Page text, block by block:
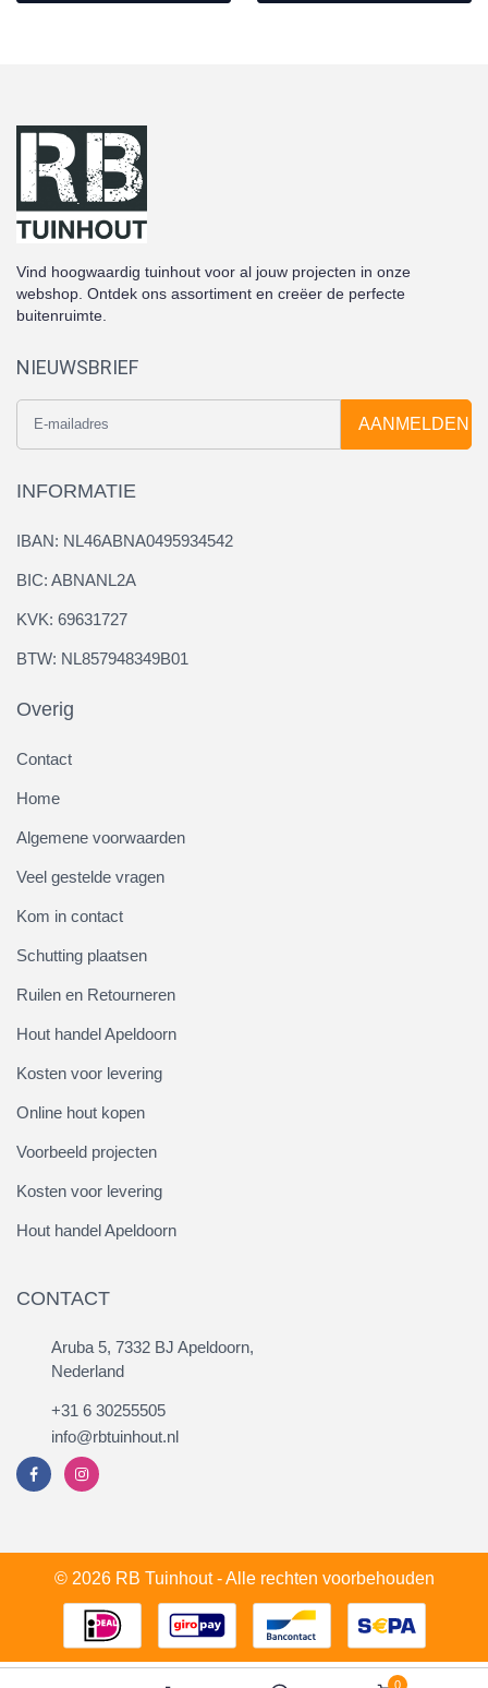
0
Vind hoogwaardig tuinhout voor al jouw projecten in onze
webshop. Ontdek ons assortiment en creëer de perfecte
buitenruimte.
NIEUWSBRIEF
AANMELDEN
INFORMATIE
IBAN: NL46ABNA0495934542
BIC: ABNANL2A
KVK: 69631727
BTW: NL857948349B01
Overig
Contact
Home
Algemene voorwaarden
Veel gestelde vragen
Kom in contact
Schutting plaatsen
Ruilen en Retourneren
Hout handel Apeldoorn
Kosten voor levering
Online hout kopen
Voorbeeld projecten
Kosten voor levering
Hout handel Apeldoorn
CONTACT
Aruba 5, 7332 BJ Apeldoorn,
Nederland
+31 6 30255505
info@rbtuinhout.nl
© 2026 RB Tuinhout - Alle rechten voorbehouden